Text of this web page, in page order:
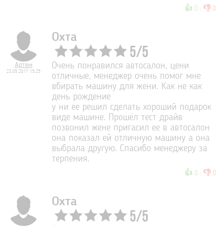
👍 : 👎
Артем
23.05.2017 15:25
Охта
5/5
Очень понравился автосалон, цени
отличные, менеджер очень помог мне
вбирать машину для жени. Как не как
день рождение
у ни ее решил сделать хороший подарок
виде машине. Прошёл тест драйв
позвонил жене пригасил ее в автосалон
она показал ей отличную машину а она
выбрала другую. Спасибо менеджеру за
терпения.
👍 : 👎
Охта
5/5